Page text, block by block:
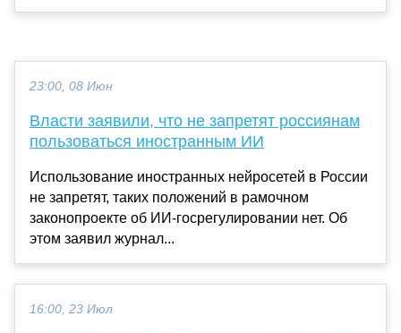
23:00, 08 Июн
Власти заявили, что не запретят россиянам
пользоваться иностранным ИИ
Использование иностранных нейросетей в России
не запретят, таких положений в рамочном
законопроекте об ИИ-госрегулировании нет. Об
этом заявил журнал...
16:00, 23 Июл